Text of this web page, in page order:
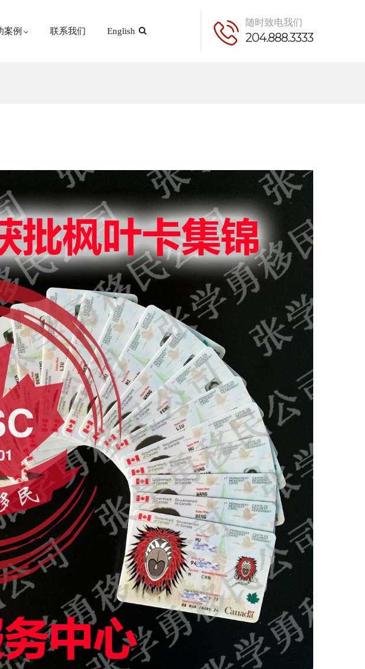
案例 联系我们 English
随时致电我们
204.888.3333